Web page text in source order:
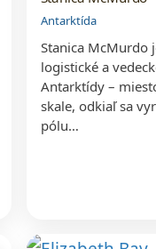
Antarktída
Stanica McMurdo
logistické a
Antarktídy –
skale, odkiaľ sa
pólu…